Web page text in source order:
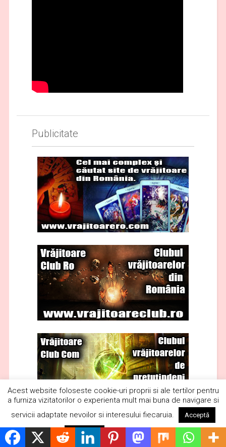
Publicitate
Acest website foloseste cookie-uri proprii si ale tertilor pentru
a furniza vizitatorilor o experienta mult mai buna de navigare si
servicii adaptate nevoilor si interesului fiecaruia.
Acceptă
Respinge Citește mai mult